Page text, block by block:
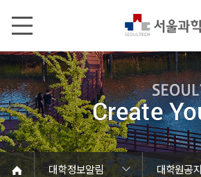
대학정보알림
대학원공지